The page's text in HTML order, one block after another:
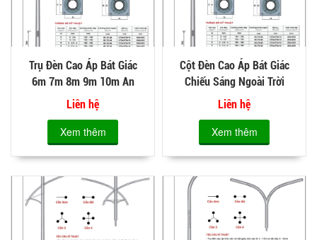
Trụ Đèn Cao Áp Bát Giác
6m 7m 8m 9m 10m An
Trường Thịnh ATT-C03
Liên hệ
Xem thêm
Cột Đèn Cao Áp Bát Giác
Chiếu Sáng Ngoài Trời
ATT-C04
Liên hệ
Xem thêm